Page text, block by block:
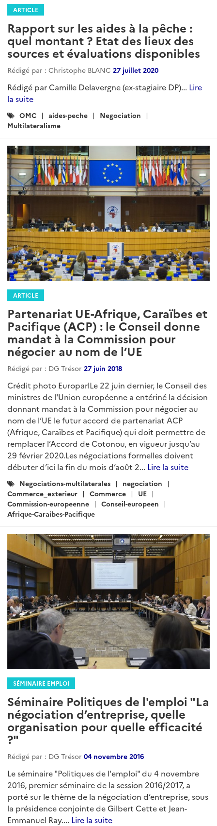
ARTICLE
Rapport sur les aides à la pêche :
quel montant ? Etat des lieux des
sources et évaluations disponibles
Rédigé par : Christophe BLANC 27 juillet 2020
Rédigé par Camille Delavergne (ex-stagiaire DP)... Lire
la suite
Catégories
:
OMC aides-peche
Negociation
Multilateralisme
ARTICLE
Partenariat UE-Afrique, Caraïbes et
Pacifique (ACP) : le Conseil donne
mandat à la Commission pour
négocier au nom de l’UE
Rédigé par : DG Trésor 27 juin 2018
Crédit photo EuroparlLe 22 juin dernier, le Conseil des
ministres de l'Union européenne a entériné la décision
donnant mandat à la Commission pour négocier au
nom de l’UE le futur accord de partenariat ACP
(Afrique, Caraïbes et Pacifique) qui doit permettre de
remplacer l’Accord de Cotonou, en vigueur jusqu’au
29 février 2020.Les négociations formelles doivent
débuter d’ici la fin du mois d’août 2... Lire la suite
Catégories
:
Negociations-multilaterales
negociation
Commerce_exterieur
Commerce
UE
Commission-europeenne
Conseil-europeen
Afrique-Caraibes-Pacifique
SÉMINAIRE EMPLOI
Séminaire Politiques de l'emploi "La
négociation d’entreprise, quelle
organisation pour quelle efficacité
?"
Rédigé par : DG Trésor 04 novembre 2016
Le séminaire "Politiques de l'emploi" du 4 novembre
2016, premier séminaire de la session 2016/2017, a
porté sur le thème de la négociation d’entreprise, sous
la présidence conjointe de Gilbert Cette et Jean-
Emmanuel Ray.... Lire la suite